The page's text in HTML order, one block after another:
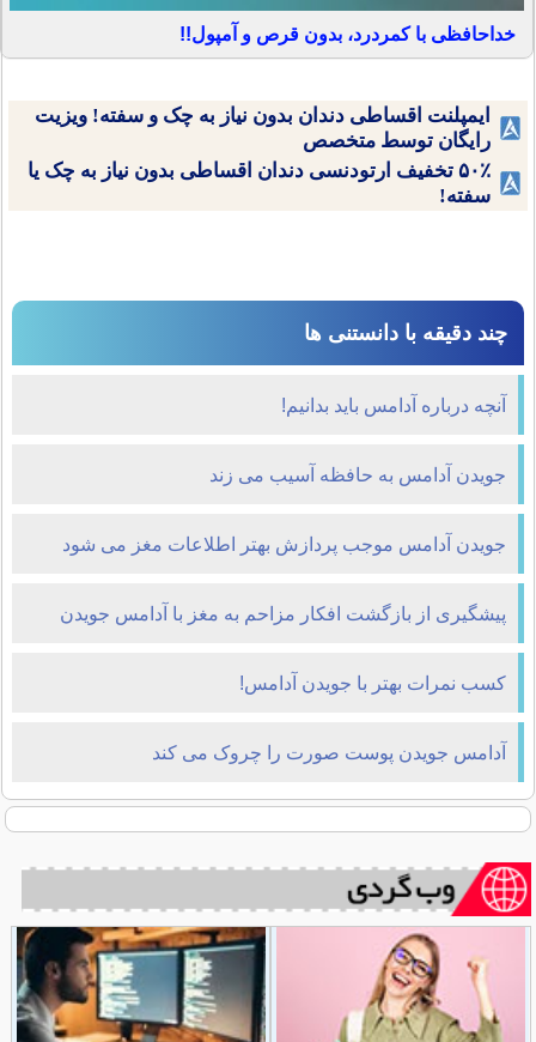
خداحافظی با کمردرد، بدون قرص و آمپول!!
ایمپلنت اقساطی دندان بدون نیاز به چک و سفته! ویزیت
رایگان توسط متخصص
۵۰٪ تخفیف ارتودنسی دندان اقساطی بدون نیاز به چک یا
سفته!
چند دقیقه با دانستنی ها
آنچه درباره آدامس باید بدانیم!
جویدن آدامس به حافظه آسیب می زند
جویدن آدامس موجب پردازش بهتر اطلاعات مغز می شود
پیشگیری از بازگشت افکار مزاحم به مغز با آدامس جویدن
کسب نمرات بهتر با جويدن آدامس!
آدامس جویدن پوست صورت را چروک می کند